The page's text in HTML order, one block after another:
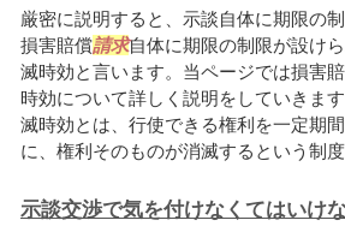
厳密に説明すると、示談自体に期限の
損害賠償請求自体に期限の制限が設け
滅時効と言います。当ページでは損害
時効について詳しく説明をしていきま
滅時効とは、行使できる権利を一定期
に、権利そのものが消滅するという制
示談交渉で気を付けなくてはいけ